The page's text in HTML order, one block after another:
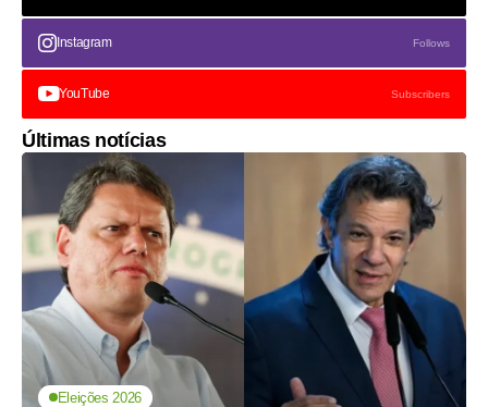
Instagram Follows
YouTube Subscribers
Últimas notícias
Eleições 2026